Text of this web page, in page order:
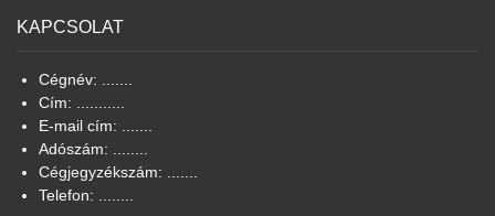
KAPCSOLAT
Cégnév: .......
Cím: ...........
E-mail cím: .......
Adószám: ........
Cégjegyzékszám: .......
Telefon: ........